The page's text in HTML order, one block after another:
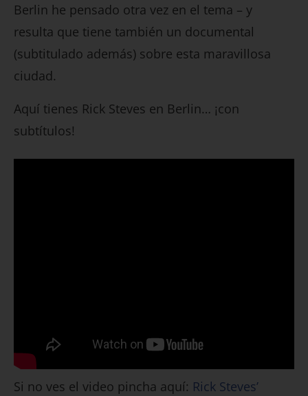
Berlin he pensado otra vez en el tema – y
resulta que tiene también un documental
(subtitulado además) sobre esta maravillosa
ciudad.
Aquí tienes Rick Steves en Berlin… ¡con
subtítulos!
Si no ves el video pincha aquí: Rick Steves’